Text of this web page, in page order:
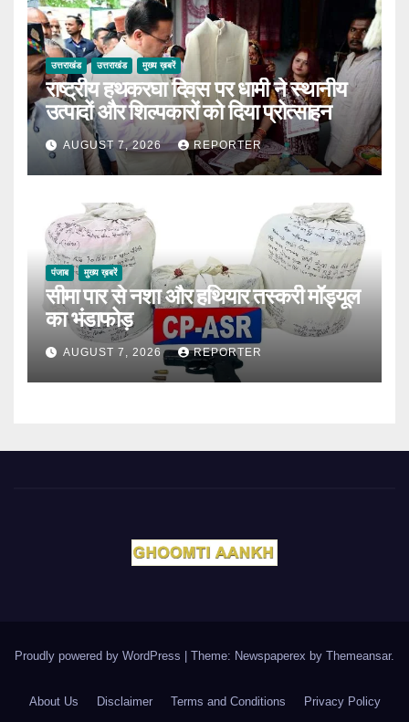
उत्तराखंड उत्तराखंड मुख्य ख़बरें
राष्ट्रीय हथकरघा दिवस पर धामी ने स्थानीय
उत्पादों और शिल्पकारों को दिया प्रोत्साहन
AUGUST 7, 2026 REPORTER
पंजाब मुख्य ख़बरें
सीमा पार से नशा और हथियार तस्करी मॉड्यूल
का भंडाफोड़
AUGUST 7, 2026 REPORTER
Proudly powered by WordPress Theme: Newspaperex by Themeansar.
About Us Disclaimer Terms and Conditions Privacy Policy